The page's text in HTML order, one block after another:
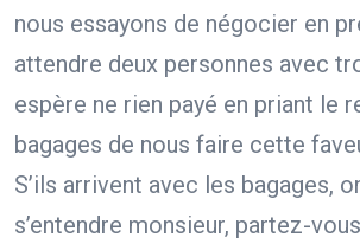
nous essayons de négocier en
attendre deux personnes avec
espère ne rien payé en priant le
bagages de nous faire cette
S’ils arrivent avec les bagages,
s’entendre monsieur, partez-